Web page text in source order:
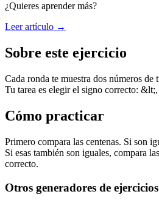
¿Quieres aprender más?
Leer artículo →
Sobre este ejercicio
Cada ronda te muestra dos números de
Tu tarea es elegir el signo correcto:
Cómo practicar
Primero compara las centenas. Si son
Si esas también son iguales, compara
correcto.
Otros generadores de